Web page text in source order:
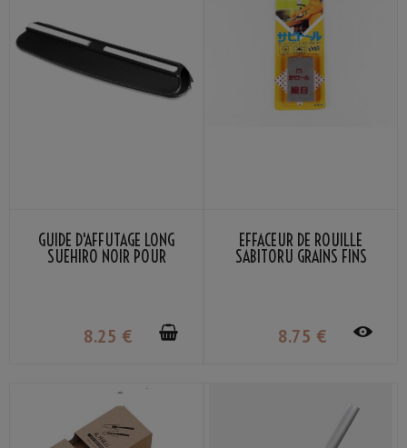
GUIDE D'AFFÛTAGE LONG
SUEHIRO NOIR POUR
8.25 €
EFFACEUR DE ROUILLE
SABITORU GRAINS FINS
8.75 €